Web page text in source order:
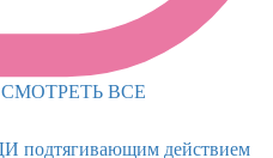
СМОТРЕТЬ ВСЕ